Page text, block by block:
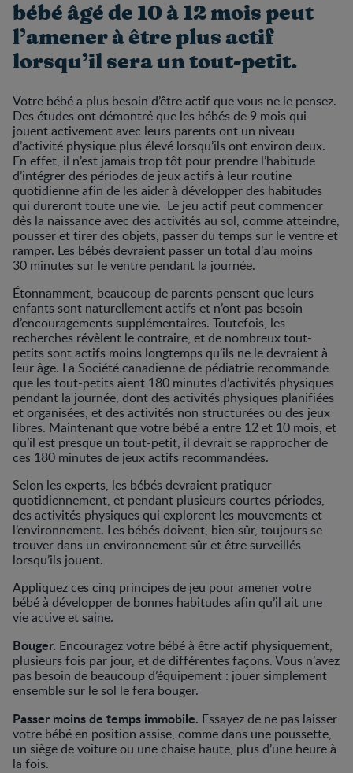
bébé âgé de 10 à 12 mois peut
l’amener à être plus actif
lorsqu’il sera un tout-petit.
Votre bébé a plus besoin d’être actif que vous ne le pensez.
Des études ont démontré que les bébés de 9 mois qui
jouent activement avec leurs parents ont un niveau
d’activité physique plus élevé lorsqu’ils ont environ deux.
En effet, il n’est jamais trop tôt pour prendre l’habitude
d’intégrer des périodes de jeux actifs à leur routine
quotidienne afin de les aider à développer des habitudes
qui dureront toute une vie. Le jeu actif peut commencer
dès la naissance avec des activités au sol, comme atteindre,
pousser et tirer des objets, passer du temps sur le ventre et
ramper. Les bébés devraient passer un total d’au moins
30 minutes sur le ventre pendant la journée.
Étonnamment, beaucoup de parents pensent que leurs
enfants sont naturellement actifs et n’ont pas besoin
d’encouragements supplémentaires. Toutefois, les
recherches révèlent le contraire, et de nombreux tout-
petits sont actifs moins longtemps qu’ils ne le devraient à
leur âge. La Société canadienne de pédiatrie recommande
que les tout-petits aient 180 minutes d’activités physiques
pendant la journée, dont des activités physiques planifiées
et organisées, et des activités non structurées ou des jeux
libres. Maintenant que votre bébé a entre 12 et 10 mois, et
qu’il est presque un tout-petit, il devrait se rapprocher de
ces 180 minutes de jeux actifs recommandées.
Selon les experts, les bébés devraient pratiquer
quotidiennement, et pendant plusieurs courtes périodes,
des activités physiques qui explorent les mouvements et
l’environnement. Les bébés doivent, bien sûr, toujours se
trouver dans un environnement sûr et être surveillés
lorsqu’ils jouent.
Appliquez ces cinq principes de jeu pour amener votre
bébé à développer de bonnes habitudes afin qu’il ait une
vie active et saine.
Bouger. Encouragez votre bébé à être actif physiquement,
plusieurs fois par jour, et de différentes façons. Vous n’avez
pas besoin de beaucoup d’équipement : jouer simplement
ensemble sur le sol le fera bouger.
Passer moins de temps immobile. Essayez de ne pas laisser
votre bébé en position assise, comme dans une poussette,
un siège de voiture ou une chaise haute, plus d’une heure à
la fois.